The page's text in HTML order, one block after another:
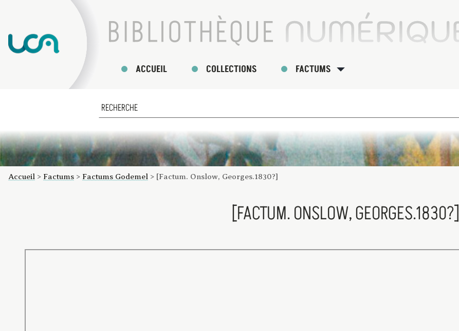
ACCUEIL COLLECTIONS FACTUMS
Accueil > Factums > Factums Godemel > [Factum. Onslow, Georges.1830?]
[FACTUM. ONSLOW, GEORGES.1830?]